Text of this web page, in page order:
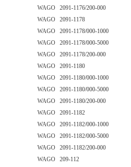
WAGO 2091-1176/200-000
WAGO 2091-1178
WAGO 2091-1178/000-1000
WAGO 2091-1178/000-5000
WAGO 2091-1178/200-000
WAGO 2091-1180
WAGO 2091-1180/000-1000
WAGO 2091-1180/000-5000
WAGO 2091-1180/200-000
WAGO 2091-1182
WAGO 2091-1182/000-1000
WAGO 2091-1182/000-5000
WAGO 2091-1182/200-000
WAGO 209-112